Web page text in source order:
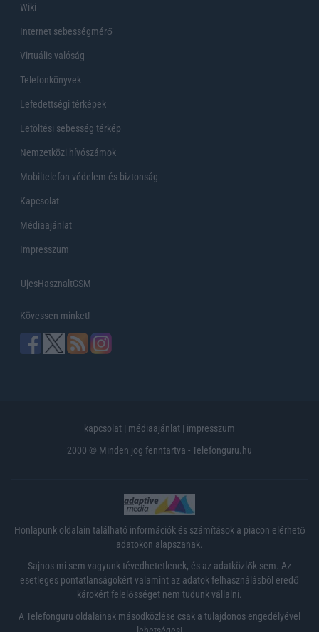
Wiki
Internet sebességmérő
Virtuális valóság
Telefonkönyvek
Lefedettségi térképek
Letöltési sebesség térkép
Nemzetközi hívószámok
Mobiltelefon védelem és biztonság
Kapcsolat
Médiaajánlat
Impresszum
UjesHasznaltGSM
Kövessen minket!
kapcsolat | médiaajánlat | impresszum
2000 © Minden jog fenntartva - Telefonguru.hu
Honlapunk oldalain található információk és számítások a piacon elérhető
adatokon alapszanak.
Sajnos mi sem vagyunk tévedhetetlenek, és az adatközlők sem. Az
esetleges pontatlanságokért valamint az adatok felhasználásból eredő
károkért felelősséget nem tudunk vállalni.
A Telefonguru oldalainak másodközlése csak a tulajdonos engedélyével